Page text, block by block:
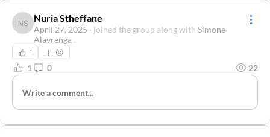
Nuria Stheffane
Nuria Stheffane
April 27, 2025 · joined the group along with Simone
Alavrenga .
1
1 0 22
Write a comment...